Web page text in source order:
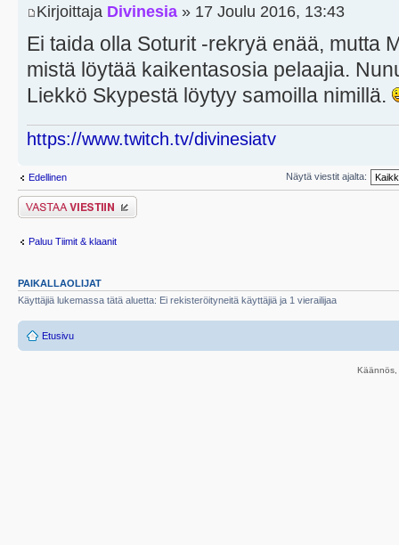
Kirjoittaja Divinesia » 17 Joulu 2016, 13:43
Ei taida olla Soturit -rekryä enää, mutta
mistä löytää kaikentasosia pelaajia.
Liekkö Skypestä löytyy samoilla nimillä.
https://www.twitch.tv/divinesiatv
Edellinen Näytä viestit ajalta:
Lähetä vastaus
Paluu Tiimit & klaanit
PAIKALLAOLIJAT
Käyttäjiä lukemassa tätä aluetta: Ei rekisteröityneitä käyttäjiä ja 1 vierailijaa
Etusivu